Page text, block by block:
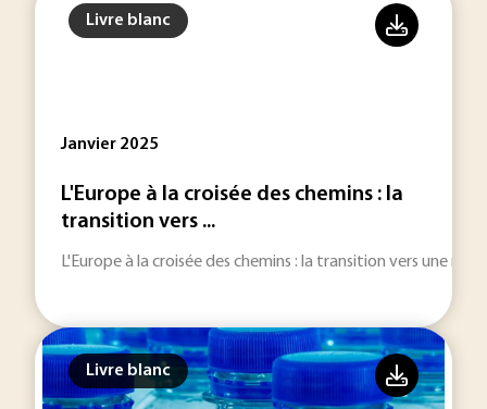
Livre blanc
Janvier 2025
L'Europe à la croisée des chemins : la
transition vers ...
L'Europe à la croisée des chemins : la transition vers une
Livre blanc